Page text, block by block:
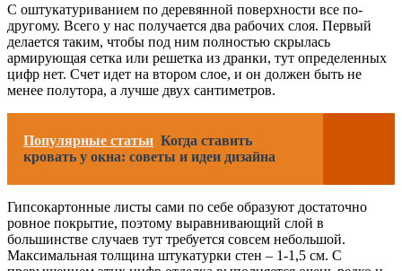
С оштукатуриванием по деревянной поверхности все по-
другому. Всего у нас получается два рабочих слоя. Первый
делается таким, чтобы под ним полностью скрылась
армирующая сетка или решетка из дранки, тут определенных
цифр нет. Счет идет на втором слое, и он должен быть не
менее полутора, а лучше двух сантиметров.
Популярные статьи Когда ставить
кровать у окна: советы и идеи дизайна
Гипсокартонные листы сами по себе образуют достаточно
ровное покрытие, поэтому выравнивающий слой в
большинстве случаев тут требуется совсем небольшой.
Максимальная толщина штукатурки стен – 1-1,5 см. С